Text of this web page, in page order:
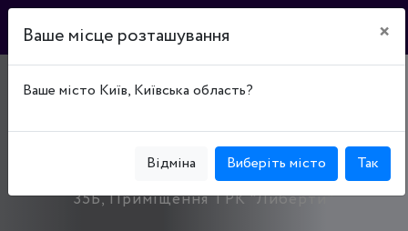
МАГАЗИН ОДЯГУ
50000, Дніпропетровська обл., Кривий Ріг,
Центрально-Міський р-н, просп. Поштовий, буд.
35Б, Приміщення ТРК "Либерти"
Ваше місце розташування ×
Ваше місто Київ, Київська область?
Відміна Виберіть місто Так